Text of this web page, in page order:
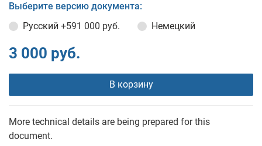
Выберите версию документа:
Русский +591 000 руб. Немецкий
3 000 руб.
В корзину
More technical details are being prepared for this
document.